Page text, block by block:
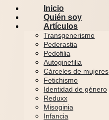
Inicio
Quién soy
Artículos
Transgenerismo
Pederastia
Pedofilia
Autoginefilia
Cárceles de mujeres
Fetichismo
Identidad de género
Reduxx
Misoginia
Infancia